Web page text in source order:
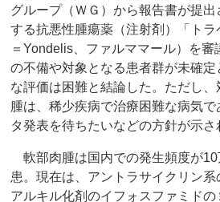
グループ（ＷＧ）から報告書が提
する抗悪性腫瘍薬（注射剤）「ト
＝Yondelis、ファルママール）を審
の不備や対象となる患者群が未確
な評価は困難と結論した。ただし
腫は、稀少疾病で治療困難な病気
タ発表を待ちたいなどの方針が示さ
軟部肉腫は国内での発生頻度が
患。現在は、アントラサイクリン系
アルキル化剤のイフォスファミドの